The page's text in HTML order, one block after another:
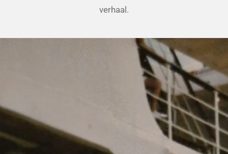
verhaal.